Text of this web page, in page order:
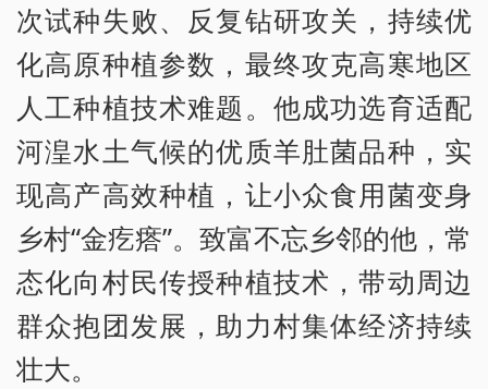
次试种失败、反复钻研攻关，持续优
化高原种植参数，最终攻克高寒地区
人工种植技术难题。他成功选育适配
河湟水土气候的优质羊肚菌品种，实
现高产高效种植，让小众食用菌变身
乡村“金疙瘩”。致富不忘乡邻的他，常
态化向村民传授种植技术，带动周边
群众抱团发展，助力村集体经济持续
壮大。